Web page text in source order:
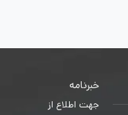
خبرنامه
جهت اطلاع از